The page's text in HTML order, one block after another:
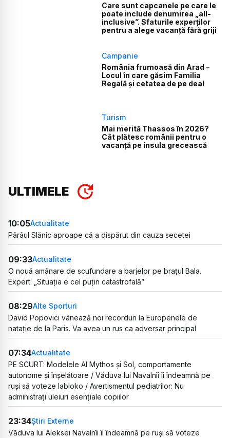
Care sunt capcanele pe care le
poate include denumirea „all-
inclusive”. Sfaturile experților
pentru a alege vacanță fără griji
Campanie
România frumoasă din Arad –
Locul în care găsim Familia
Regală și cetatea de pe deal
Turism
Mai merită Thassos în 2026?
Cât plătesc românii pentru o
vacanță pe insula grecească
ULTIMELE
10:05Actualitate
Pârâul Slănic aproape că a dispărut din cauza secetei
09:33Actualitate
O nouă amânare de scufundare a barjelor pe brațul Bala.
Expert: „Situația e cel puțin catastrofală”
08:29Alte Sporturi
David Popovici vânează noi recorduri la Europenele de
natație de la Paris. Va avea un rus ca adversar principal
07:34Actualitate
PE SCURT: Modelele AI Mythos și Sol, comportamente
autonome și înșelătoare / Văduva lui Navalnîi îi îndeamnă pe
ruși să voteze Iabloko / Avertismentul pediatrilor: Nu
administrați uleiuri esențiale copiilor
23:34Știri Externe
Văduva lui Aleksei Navalnîi îi îndeamnă pe ruși să voteze